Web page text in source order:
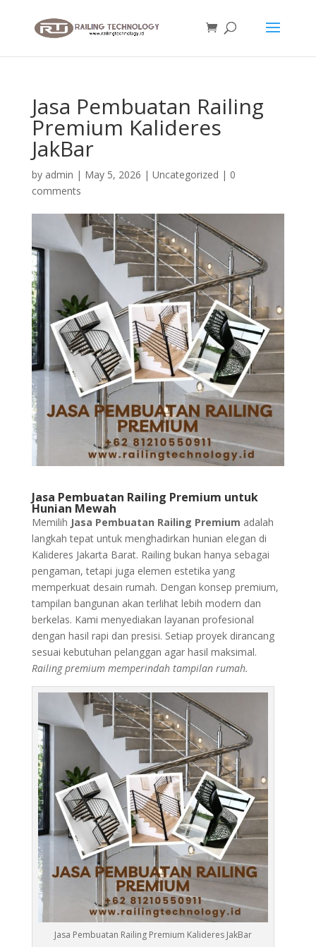
Jasa Pembuatan Railing
Premium Kalideres
JakBar
by admin | May 5, 2026 | Uncategorized | 0
comments
Jasa Pembuatan Railing Premium untuk
Hunian Mewah
Memilih Jasa Pembuatan Railing Premium adalah
langkah tepat untuk menghadirkan hunian elegan di
Kalideres Jakarta Barat. Railing bukan hanya sebagai
pengaman, tetapi juga elemen estetika yang
memperkuat desain rumah. Dengan konsep premium,
tampilan bangunan akan terlihat lebih modern dan
berkelas. Kami menyediakan layanan profesional
dengan hasil rapi dan presisi. Setiap proyek dirancang
sesuai kebutuhan pelanggan agar hasil maksimal.
Railing premium memperindah tampilan rumah.
Jasa Pembuatan Railing Premium Kalideres JakBar